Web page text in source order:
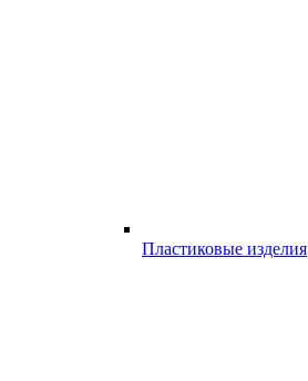
Пластиковые изделия